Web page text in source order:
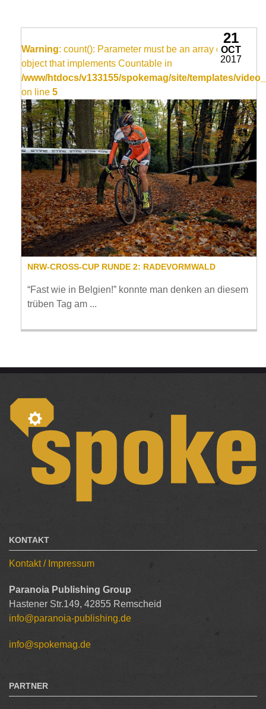
Warning: count(): Parameter must be an array or an
object that implements Countable in
/www/htdocs/v133155/spokemag/site/templates/
on line 5
NRW-CROSS-CUP RUNDE 2: RADEVORMWALD
“Fast wie in Belgien!” konnte man denken an diesem
trüben Tag am ...
21
OCT
2017
KONTAKT
Kontakt / Impressum
Paranoia Publishing Group
Hastener Str.149, 42855 Remscheid
info@paranoia-publishing.de
info@spokemag.de
PARTNER